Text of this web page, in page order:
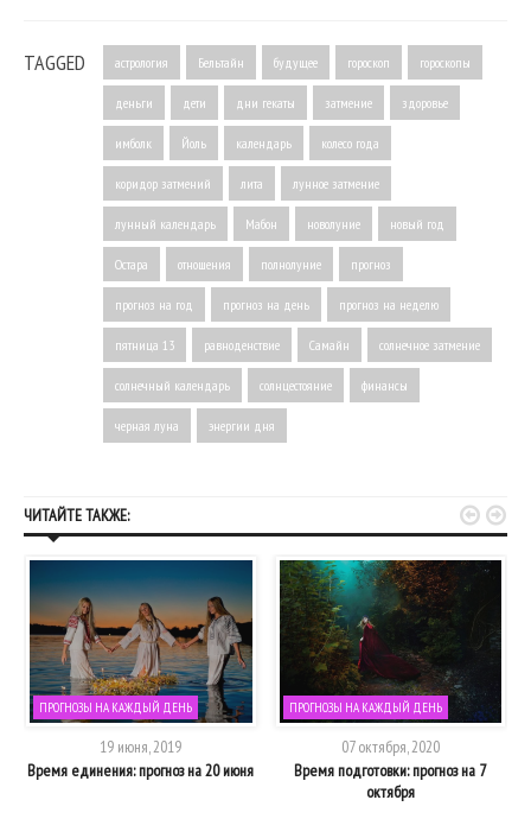
TAGGED астрология Бельтайн будущее гороскоп гороскопы
деньги дети дни гекаты затмение здоровье
имболк Йоль календарь колесо года
коридор затмений лита лунное затмение
лунный календарь Мабон новолуние новый год
Остара отношения полнолуние прогноз
прогноз на год прогноз на день прогноз на неделю
пятница 13 равноденствие Самайн солнечное затмение
солнечный календарь солнцестояние финансы
черная луна энергии дня
ЧИТАЙТЕ ТАКЖЕ:
ПРОГНОЗЫ НА КАЖДЫЙ ДЕНЬ
19 июня, 2019
Время единения: прогноз на 20 июня
ПРОГНОЗЫ НА КАЖДЫЙ ДЕНЬ
07 октября, 2020
Время подготовки: прогноз на 7
октября
 